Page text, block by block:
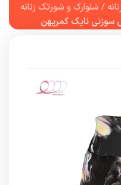
/ شلوارک و شورتک زنانه
سوزنی نایک کمرپهن